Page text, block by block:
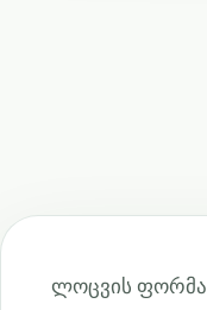
ლოცვის ფორმა